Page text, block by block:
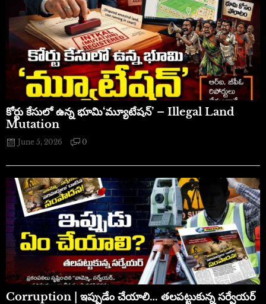
​కోర్టు కేసులో ఉన్న భూమి‘మ్యూటేషన్’ – Illegal Land
Mutation
June 5, 2026 0
Corruption | ఇప్పుడేం చేయాలి… తలపట్టుకున్న సర్వేయర్